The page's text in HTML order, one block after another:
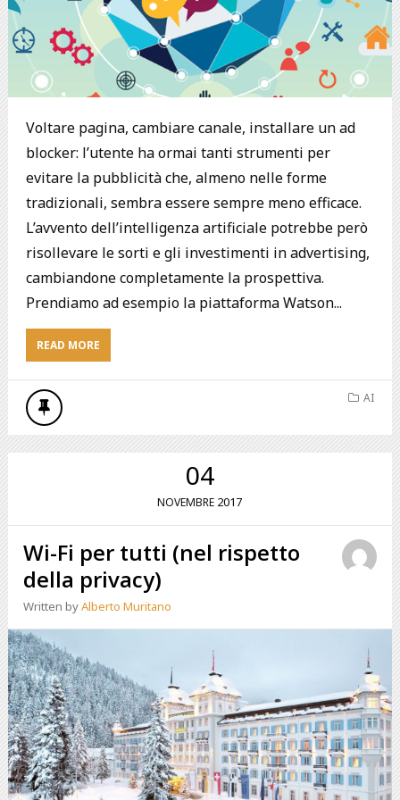
Voltare pagina, cambiare canale, installare un ad
blocker: l’utente ha ormai tanti strumenti per
evitare la pubblicità che, almeno nelle forme
tradizionali, sembra essere sempre meno efficace.
L’avvento dell’intelligenza artificiale potrebbe però
risollevare le sorti e gli investimenti in advertising,
cambiandone completamente la prospettiva.
Prendiamo ad esempio la piattaforma Watson...
READ MORE
AI
04
NOVEMBRE 2017
Wi-Fi per tutti (nel rispetto
della privacy)
Written byAlberto Muritano